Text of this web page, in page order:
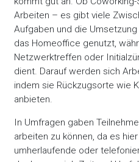
Arbeiten – es gibt viele
Aufgaben und die
das Homeoffice genutzt,
Netzwerktreffen oder
dient. Darauf werden sich
indem sie Rückzugsorte wie
anbieten.
In Umfragen gaben
arbeiten zu können, da es
umherlaufende oder